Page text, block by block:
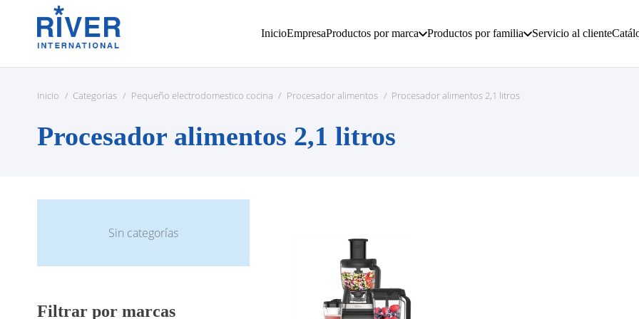
InicioEmpresaProductos por marca Productos por familia Servicio al cliente
Inicio / Categorias / Pequeño electrodomestico cocina / Procesador alimentos / Procesador alimentos 2,1 litros
Procesador alimentos 2,1 litros
Sin categorías
Filtrar por marcas